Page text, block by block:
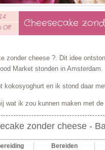
Off
Cheesecake
zonder cheese ?. Dit idee
Market stonden in Amsterdam.
kokosyoghurt en ik stond daar
wat ik zou kunnen maken met
zonder cheese -
Bereiden